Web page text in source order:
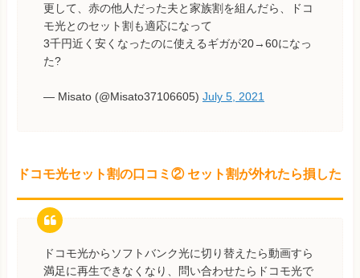
更して、赤の他人だった夫と家族割を組んだら、ドコ
モ光とのセット割も適応になって
3千円近く安くなったのに使えるギガが20→60になっ
た?
— Misato (@Misato37106605) July 5, 2021
ドコモ光セット割の口コミ② セット割が外れたら損した
ドコモ光からソフトバンク光に切り替えたら動画すら
満足に再生できなくなり、問い合わせたらドコモ光で